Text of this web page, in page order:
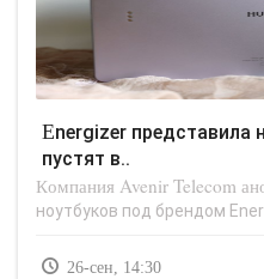
Energizer представила ноутбук, с которым не
пустят в..
Компания Avenir Telecom
ноутбуков под брендом
26-сен, 14:30